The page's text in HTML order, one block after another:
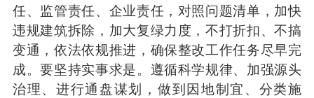
任、监管责任、企业责任，对照问题清单，加快
违规建筑拆除，加大复绿力度，不打折扣、不搞
变通，依法依规推进，确保整改工作任务尽早完
成。要坚持实事求是。遵循科学规律、加强源头
治理、进行通盘谋划，做到因地制宜、分类施